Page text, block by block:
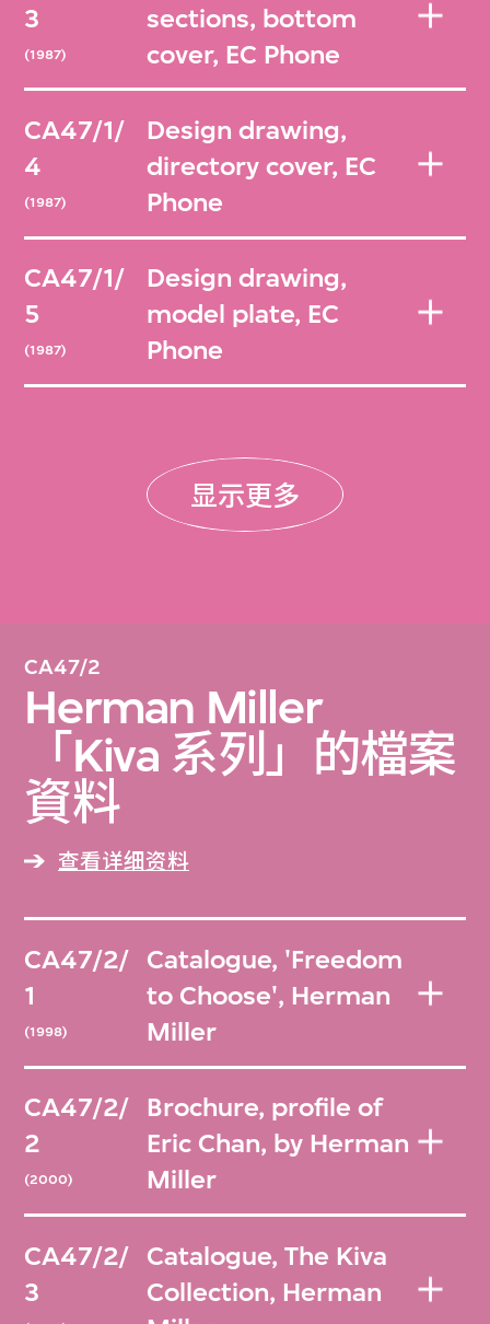
3
(1987)
sections, bottom
cover, EC Phone
CA47/1/
4
(1987)
Design drawing,
directory cover, EC
Phone
CA47/1/
5
(1987)
Design drawing,
model plate, EC
Phone
显示更多
CA47/2
Herman Miller
「Kiva 系列」的檔案
資料
查看详细资料
CA47/2/
1
(1998)
Catalogue, 'Freedom
to Choose', Herman
Miller
CA47/2/
2
(2000)
Brochure, profile of
Eric Chan, by Herman
Miller
CA47/2/
3
Catalogue, The Kiva
Collection, Herman